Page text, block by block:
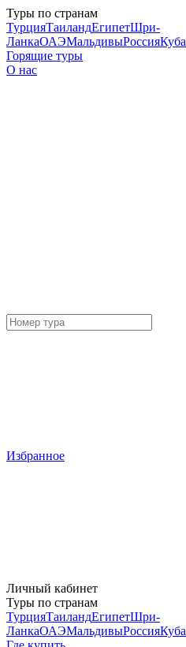
Туры по странам
ТурцияТаиландЕгипетШри-
ЛанкаОАЭМальдивыРоссияКуба
Горящие туры
О нас
Избранное
Личный кабинет
Туры по странам
ТурцияТаиландЕгипетШри-
ЛанкаОАЭМальдивыРоссияКуба